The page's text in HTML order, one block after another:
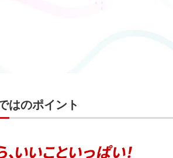
はのポイント